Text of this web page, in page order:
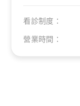
看診制度：
營業時間：